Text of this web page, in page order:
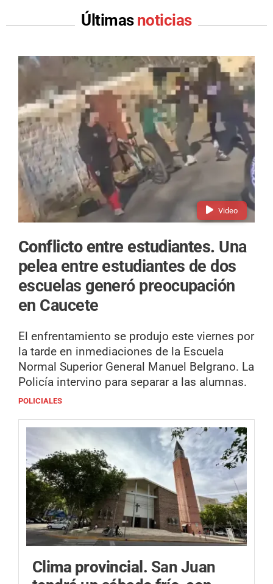
Últimas noticias
Video
Conflicto entre estudiantes. Una
pelea entre estudiantes de dos
escuelas generó preocupación
en Caucete
El enfrentamiento se produjo este viernes por
la tarde en inmediaciones de la Escuela
Normal Superior General Manuel Belgrano. La
Policía intervino para separar a las alumnas.
POLICIALES
Clima provincial. San Juan